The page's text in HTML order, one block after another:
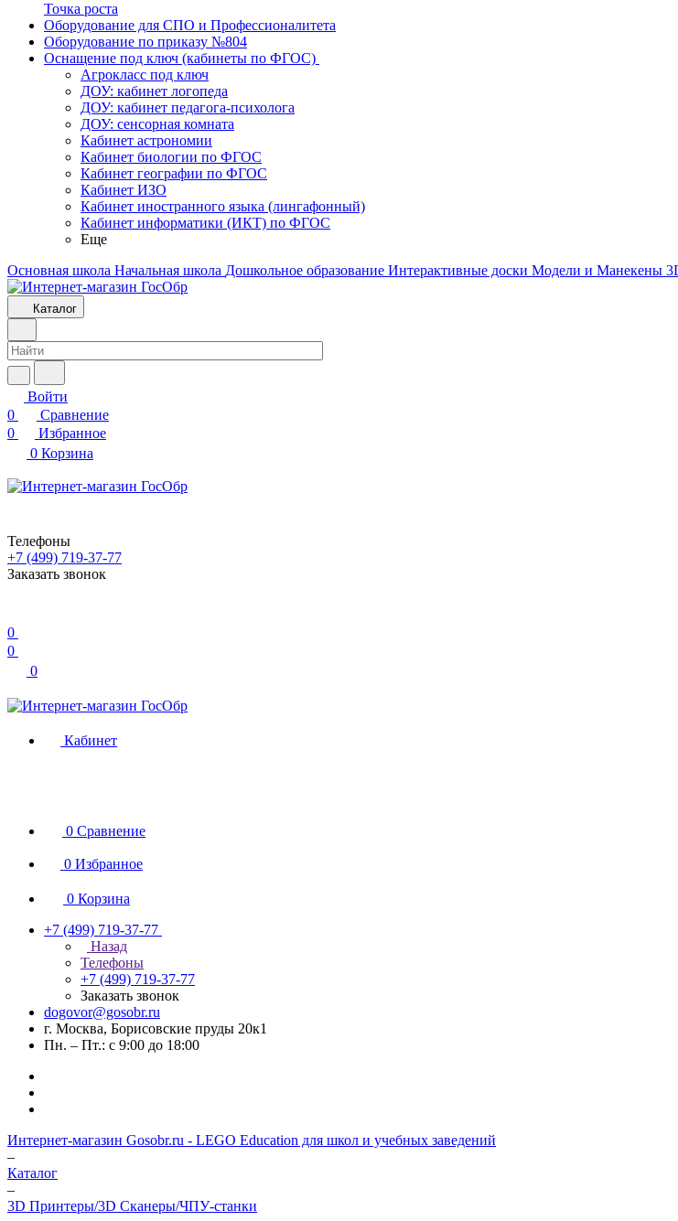
Точка роста
Оборудование для СПО и Профессионалитета
Оборудование по приказу №804
Оснащение под ключ (кабинеты по ФГОС)
Агрокласс под ключ
ДОУ: кабинет логопеда
ДОУ: кабинет педагога-психолога
ДОУ: сенсорная комната
Кабинет астрономии
Кабинет биологии по ФГОС
Кабинет географии по ФГОС
Кабинет ИЗО
Кабинет иностранного языка (лингафонный)
Кабинет информатики (ИКТ) по ФГОС
Еще
Основная школа Начальная школа Дошкольное образование Интерактивные доски Модели и Манекены
Каталог
Войти
0
Сравнение
0
Избранное
0 Корзина
Телефоны
+7 (499) 719-37-77
Заказать звонок
0
0
0
Кабинет
0 Сравнение
0 Избранное
0 Корзина
+7 (499) 719-37-77
Назад
Телефоны
+7 (499) 719-37-77
Заказать звонок
dogovor@gosobr.ru
г. Москва, Борисовские пруды 20к1
Пн. – Пт.: с 9:00 до 18:00
Интернет-магазин Gosobr.ru - LEGO Education для школ и учебных заведений
–
Каталог
–
3D Принтеры/3D Сканеры/ЧПУ-станки